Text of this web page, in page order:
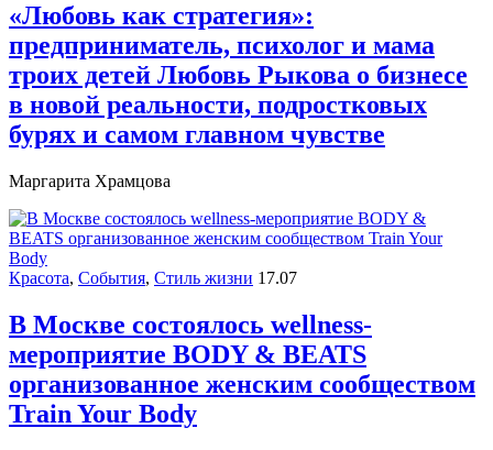
«Любовь как стратегия»:
предприниматель, психолог и мама
троих детей Любовь Рыкова о бизнесе
в новой реальности, подростковых
бурях и самом главном чувстве
Маргарита Храмцова
Красота, События, Стиль жизни 17.07
В Москве состоялось wellness-
мероприятие BODY & BEATS
организованное женским сообществом
Train Your Body